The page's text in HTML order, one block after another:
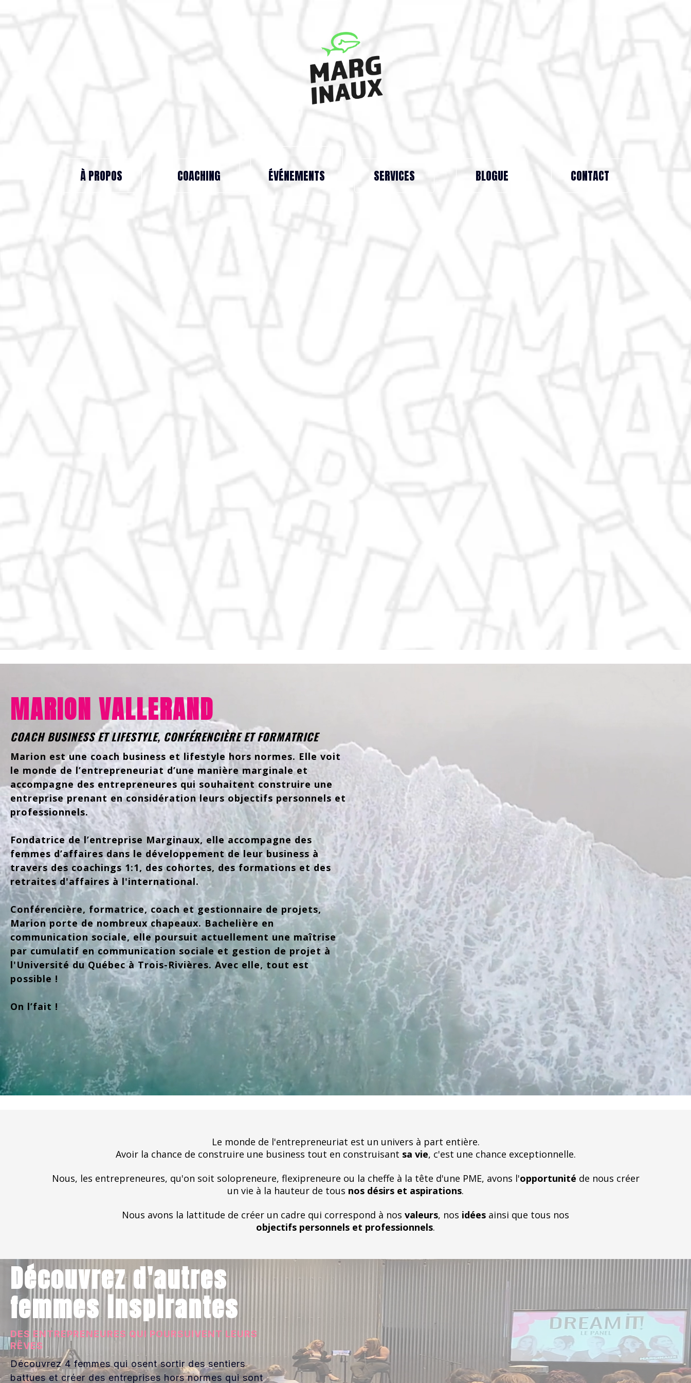
À PROPOS COACHING ÉVÉNEMENTS SERVICES BLOGUE CONTACT
MARION VALLERAND
COACH BUSINESS ET LIFESTYLE, CONFÉRENCIÈRE ET FORMATRICE
Marion est une coach business et lifestyle hors normes. Elle voit
le monde de l’entrepreneuriat d’une manière marginale et
accompagne des entrepreneures qui souhaitent construire une
entreprise prenant en considération leurs objectifs personnels et
professionnels.
Fondatrice de l’entreprise Marginaux, elle accompagne des
femmes d’affaires dans le développement de leur business à
travers des coachings 1:1, des cohortes, des formations et des
retraites d'affaires à l'international.
Conférencière, formatrice, coach et gestionnaire de projets,
Marion porte de nombreux chapeaux. Bachelière en
communication sociale, elle poursuit actuellement une maîtrise
par cumulatif en communication sociale et gestion de projet à
l'Université du Québec à Trois-Rivières. Avec elle, tout est
possible !
On l’fait !
Le monde de l'entrepreneuriat est un univers à part entière.
Avoir la chance de construire une business tout en construisant sa vie, c'est une chance exceptionnelle.
Nous, les entrepreneures, qu'on soit solopreneure, flexipreneure ou la cheffe à la tête d'une PME, avons l'opportunité de nous créer
un vie à la hauteur de tous nos désirs et aspirations.
Nous avons la lattitude de créer un cadre qui correspond à nos valeurs, nos idées ainsi que tous nos
objectifs personnels et professionnels.
Découvrez d'autres
femmes inspirantes
DES ENTREPRENEURES QUI POURSUIVENT LEURS
RÊVES
Découvrez 4 femmes qui osent sortir des sentiers
battues et créer des entreprises hors normes qui sont